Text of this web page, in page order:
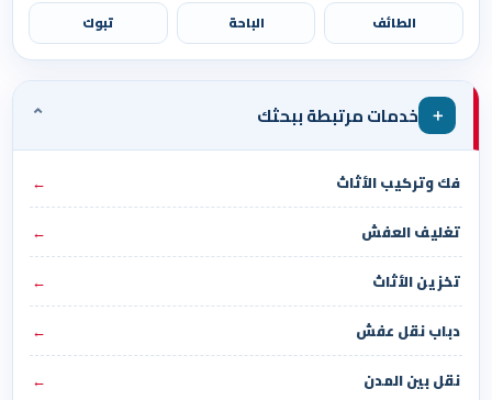
الطائف الباحة تبوك
＋ خدمات مرتبطة ببحثك ⌄
فك وتركيب الأثاث
←
تغليف العفش
←
تخزين الأثاث
←
دباب نقل عفش
←
نقل بين المدن
←